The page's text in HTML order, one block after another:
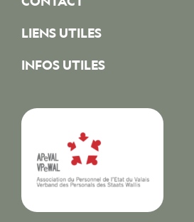
LIENS UTILES
INFOS UTILES